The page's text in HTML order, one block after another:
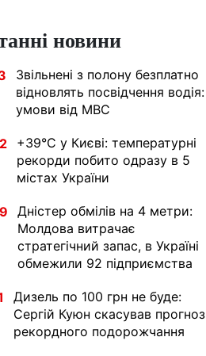
новини
Звільнені з полону безплатно
відновлять посвідчення водія:
умови від МВС
+39°C у Києві: температурні
рекорди побито одразу в 5
містах України
Дністер обмілів на 4 метри:
Молдова витрачає
стратегічний запас, в Україні
обмежили 92 підприємства
Дизель по 100 грн не буде:
Сергій Куюн скасував прогноз
рекордного подорожчання